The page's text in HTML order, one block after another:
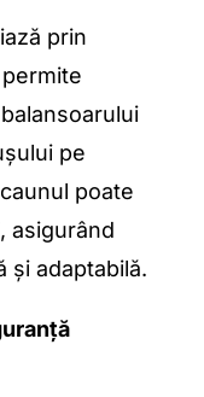
prin
pe
poate
asigurând
și adaptabilă.